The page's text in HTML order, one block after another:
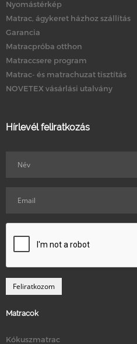
Nyomástérkép
Matrac, ágykeret házhoz szállítás
Garancia
Matracpróba otthon
Matraccsere program
Matrac- és matrachuzat tisztítás
NOVETEX vásárlási utalvány
Hírlevél feliratkozás
Matracok
Kókuszmatrac